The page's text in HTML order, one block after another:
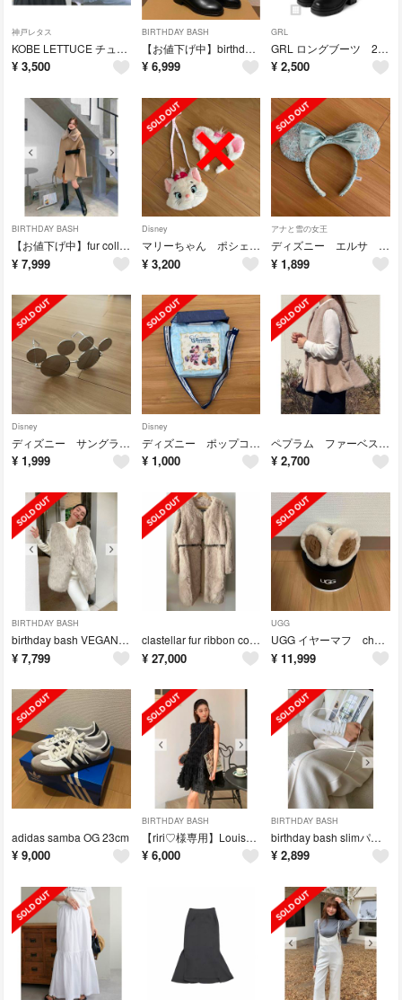
神戸レタス
KOBE LETTUCE チュールトップス
¥ 3,500
BIRTHDAY BASH
【お値下げ中】birthday bash ロングブーツ 23cm
¥ 6,999
GRL
GRL ロングブーツ 22.5cm
¥ 2,500
BIRTHDAY BASH
【お値下げ中】fur coller mantle beige
¥ 7,999
Disney
マリーちゃん ポシェットのみ
¥ 3,200
アナと雪の女王
ディズニー エルサ カチューシャ
¥ 1,899
Disney
ディズニー サングラス シルバー
¥ 1,999
Disney
ディズニー ポップコーンバケット
¥ 1,000
ペプラム ファーベスト ベージュ
¥ 2,700
BIRTHDAY BASH
birthday bash VEGAN FUR GILET IVORY
¥ 7,799
clastellar fur ribbon coat sand
¥ 27,000
UGG
UGG イヤーマフ chestnut
¥ 11,999
adidas samba OG 23cm
¥ 9,000
BIRTHDAY BASH
【riri♡様専用】Louise MINI DRESS Sサイズ
¥ 6,000
BIRTHDAY BASH
birthday bash slimパールロングスリーブ ホワイト
¥ 2,899